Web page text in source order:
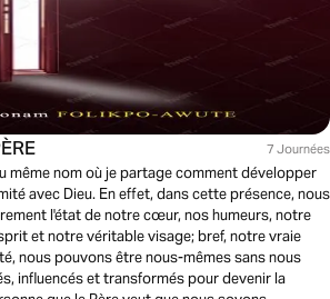
7 Journées
même nom où je partage comment développer
avec Dieu. En effet, dans cette présence, nous
l'état de notre cœur, nos humeurs, notre
et notre véritable visage; bref, notre vraie
nous pouvons être nous-mêmes sans nous
influencés et transformés pour devenir la